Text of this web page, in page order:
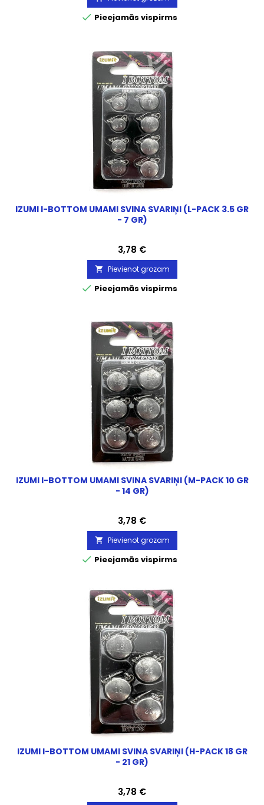
 Pieejamās vispirms
IZUMI I-BOTTOM UMAMI SVINA SVARIŅI (L-PACK 3.5 GR
- 7 GR)
Cena
3,78 €
 Pievienot grozam
 Pieejamās vispirms
IZUMI I-BOTTOM UMAMI SVINA SVARIŅI (M-PACK 10 GR
- 14 GR)
Cena
3,78 €
 Pievienot grozam
 Pieejamās vispirms
IZUMI I-BOTTOM UMAMI SVINA SVARIŅI (H-PACK 18 GR
- 21 GR)
Cena
3,78 €